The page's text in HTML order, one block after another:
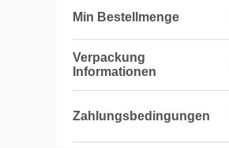
Min Bestellmenge
Verpackung
Informationen
Zahlungsbedingungen